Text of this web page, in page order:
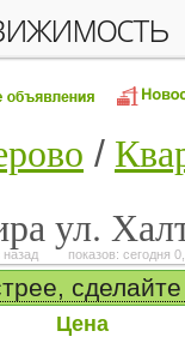
ул.
показов: сегодня
Цена